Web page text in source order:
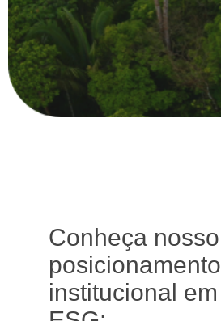
Conheça nosso
posicionamento
institucional em